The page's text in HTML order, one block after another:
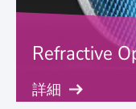
Refractive
詳細